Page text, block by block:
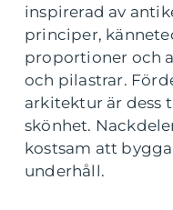
inspirerad av
principer,
proportioner och
och pilastrar.
arkitektur är dess
skönhet.
kostsam att
underhåll.